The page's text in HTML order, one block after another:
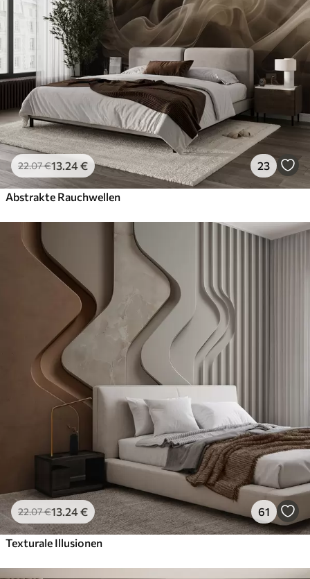
22.07€13 .24€ 23
Abstrakte Rauchwellen
22.07€13 .24€ 61
Texturale Illusionen